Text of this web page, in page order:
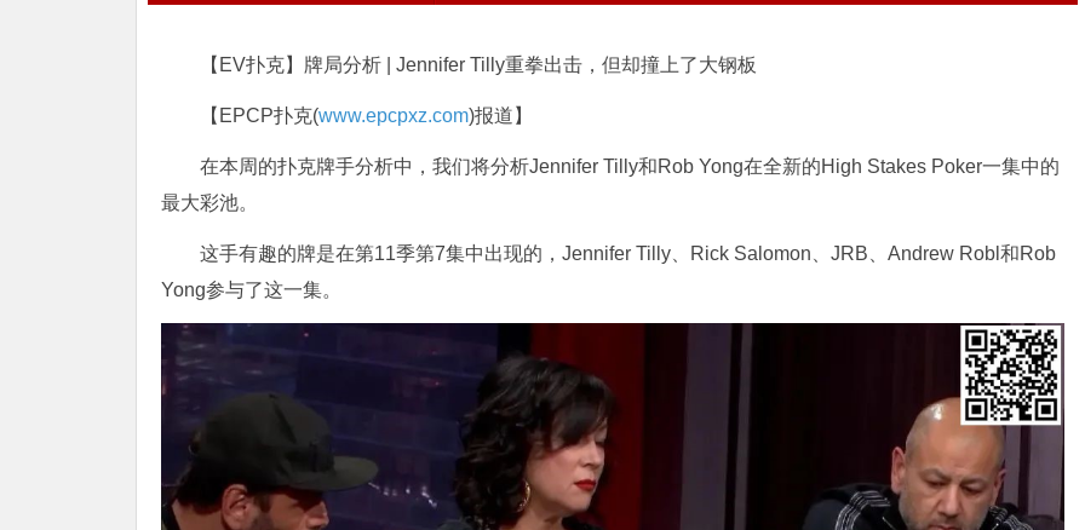
【EV扑克】牌局分析 | Jennifer Tilly重拳出击，但却撞上了大钢板
【EPCP扑克(www.epcpxz.com)报道】
在本周的扑克牌手分析中，我们将分析Jennifer Tilly和Rob Yong在全新的High Stakes Poker一集中的
最大彩池。
这手有趣的牌是在第11季第7集中出现的，Jennifer Tilly、Rick Salomon、JRB、Andrew Robl和Rob
Yong参与了这一集。